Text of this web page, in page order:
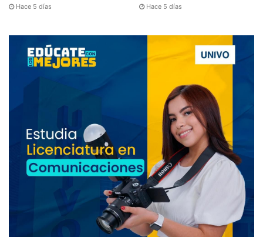
Hace 5 días Hace 5 días